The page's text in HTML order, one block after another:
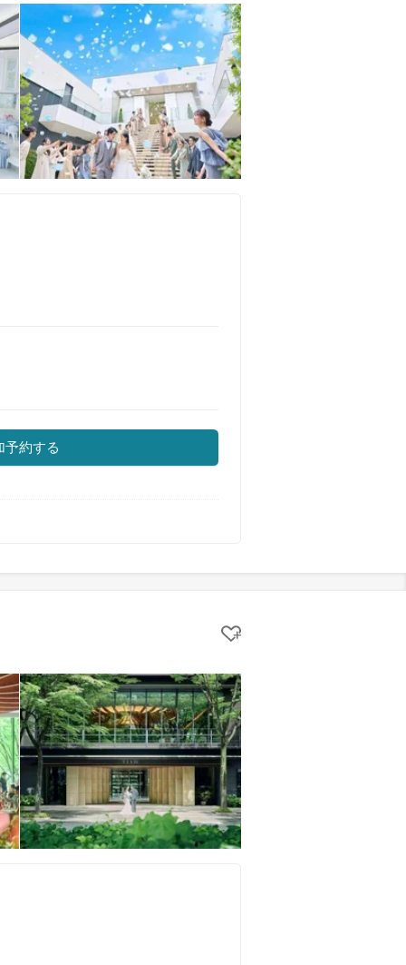
予約する
クリップする